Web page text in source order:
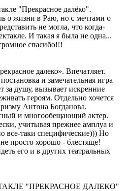
"Прекрасное далёко".
о жизни в Раю, но с мечтами о
не могла, что когда-
И такая я была не одна...
спасибо!!!
далеко». Впечатляет.
и замечательная игра
за душу, вызывает искренние
героям. Отдельно хочется
Антона Богданова.
и многообещающий актер.
учитывая прежнее амплуа и
все-таки специфические))) Но
просто хорошо - блестяще!
его и в других театральных
"ПРЕКРАСНОЕ ДАЛЕКО"